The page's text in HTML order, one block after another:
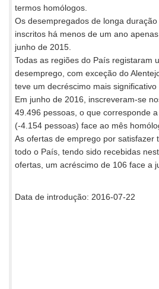
termos homólogos.
Os desempregados de longa
inscritos há menos de um ano
junho de 2015.
Todas as regiões do País registaram
desemprego, com exceção do
teve um decréscimo mais significativo
Em junho de 2016, inscreveram-se
49.496 pessoas, o que corresponde
(-4.154 pessoas) face ao mês
As ofertas de emprego por satisfazer
todo o País, tendo sido recebidas
ofertas, um acréscimo de 106 face a
Data de introdução: 2016-07-22